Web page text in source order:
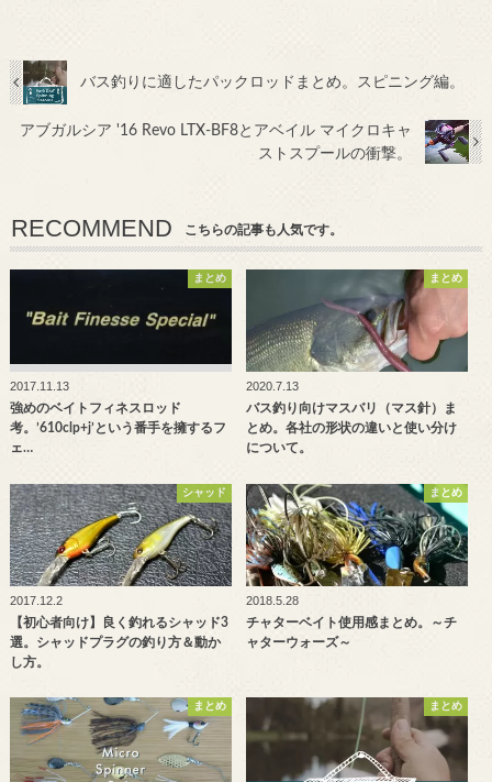
バス釣りに適したパックロッドまとめ。スピニング編。
アブガルシア '16 Revo LTX-BF8とアベイル マイクロキャ
ストスプールの衝撃。
RECOMMEND こちらの記事も人気です。
まとめ
2017.11.13
強めのベイトフィネスロッド
考。’610clp+j’という番手を擁するフ
ェ…
まとめ
2020.7.13
バス釣り向けマスバリ（マス針）ま
とめ。各社の形状の違いと使い分け
について。
シャッド
2017.12.2
【初心者向け】良く釣れるシャッド3
選。シャッドプラグの釣り方＆動か
し方。
まとめ
2018.5.28
チャターベイト使用感まとめ。～チ
ャターウォーズ～
まとめ まとめ